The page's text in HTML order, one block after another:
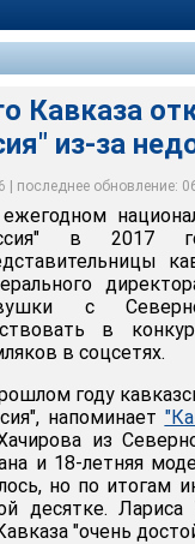
Кавказа
из-за
последнее обновление:
от участия
в 2017
с
в
в соцсетях.
году
напоминает
из
и 18-летняя
но по итогам
десятке. Лариса
"очень